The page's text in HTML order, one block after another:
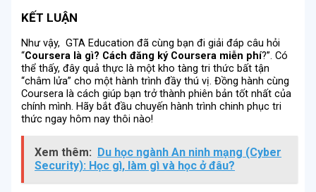
KẾT LUẬN
Như vậy, GTA Education đã cùng bạn đi giải đáp câu hỏi
“Coursera là gì? Cách đăng ký Coursera miễn phí?”. Có
thể thấy, đây quả thực là một kho tàng tri thức bất tận
“châm lửa” cho một hành trình đầy thú vị. Đồng hành cùng
Coursera là cách giúp bạn trở thành phiên bản tốt nhất của
chính mình. Hãy bắt đầu chuyến hành trình chinh phục tri
thức ngay hôm nay thôi nào!
Xem thêm:
Du học ngành An ninh mạng (Cyber
Security): Học gì, làm gì và học ở đâu?